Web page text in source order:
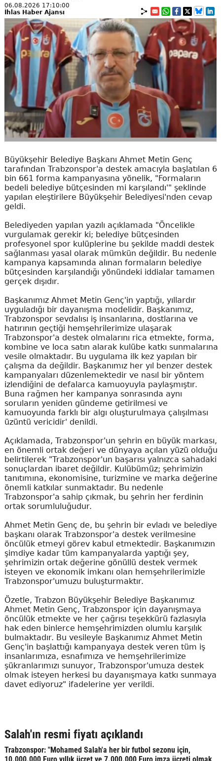
06.08.2026 17:10:00
İhlas Haber Ajansı
Büyükşehir Belediye Başkanı Ahmet Metin Genç
tarafından Trabzonspor'a destek amacıyla başlatılan 6
bin 661 forma kampanyasına yönelik, "Formaların
bedeli belediye bütçesinden mi karşılandı'" şeklinde
yapılan eleştirilere Büyükşehir Belediyesi'nden cevap
geldi.
Belediyeden yapılan yazılı açıklamada "Öncelikle
vurgulamak gerekir ki; belediye bütçesinden
profesyonel spor kulüplerine bu şekilde maddi destek
sağlanması yasal olarak mümkün değildir. Bu nedenle
kampanya kapsamında alınan formaların belediye
bütçesinden karşılandığı yönündeki iddialar tamamen
gerçek dışıdır.
Başkanımız Ahmet Metin Genç'in yaptığı, yıllardır
uyguladığı bir dayanışma modelidir. Başkanımız,
Trabzonspor sevdalısı iş insanlarına, dostlarına ve
hatırının geçtiği hemşehrilerimize ulaşarak
Trabzonspor'a destek olmalarını rica etmekte, forma,
kombine ve loca satın alarak kulübe katkı sunmalarına
vesile olmaktadır. Bu uygulama ilk kez yapılan bir
çalışma da değildir. Başkanımız her yıl benzer destek
kampanyaları düzenlemektedir ve nasıl bir yöntem
izlendiğini de defalarca kamuoyuyla paylaşmıştır.
Buna rağmen her kampanya sonrasında aynı
soruların yeniden gündeme getirilmesi ve
kamuoyunda farklı bir algı oluşturulmaya çalışılması
üzüntü vericidir' denildi.
Açıklamada, Trabzonspor'un şehrin en büyük markası,
en önemli ortak değeri ve dünyaya açılan yüzü olduğu
belirtilerek "Trabzonspor'un başarısı yalnızca sahadaki
sonuçlardan ibaret değildir. Kulübümüz; şehrimizin
tanıtımına, ekonomisine, turizmine ve marka değerine
önemli katkılar sunmaktadır. Bu nedenle
Trabzonspor'a sahip çıkmak, bu şehrin her ferdinin
ortak sorumluluğudur.
Ahmet Metin Genç de, bu şehrin bir evladı ve belediye
başkanı olarak Trabzonspor'a destek verilmesine
öncülük etmeyi görev kabul etmektedir. Başkanımızın
şimdiye kadar tüm kampanyalarda yaptığı şey,
şehrimizin ortak değerine gönüllü destek vermek
isteyen ve ekonomik imkanı olan hemşehrilerimizle
Trabzonspor'umuzu buluşturmaktır.
Özetle, Trabzon Büyükşehir Belediye Başkanımız
Ahmet Metin Genç, Trabzonspor için dayanışmaya
öncülük etmekte ve her çağrısı teşekkürü fazlasıyla
hak eden binlerce hemşehrimizden olumlu karşılık
bulmaktadır. Bu vesileyle Başkanımız Ahmet Metin
Genç'in başlattığı kampanyaya destek veren tüm iş
insanlarımıza, esnafımıza ve hemşehrilerimize
şükranlarımızı sunuyor, Trabzonspor'umuza destek
olmak isteyen herkesi bu dayanışmaya katkı sunmaya
davet ediyoruz" ifadelerine yer verildi.
Salah'ın resmi fiyatı açıklandı
Trabzonspor: "Mohamed Salah'a her bir futbol sezonu için,